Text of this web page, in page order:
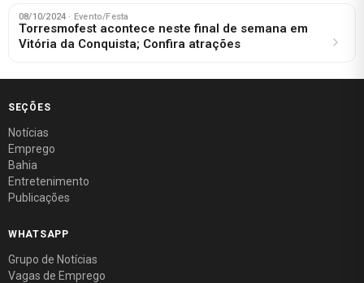
08/10/2024 · Evento/Festa
Torresmofest acontece neste final de semana em
Vitória da Conquista; Confira atrações
SEÇÕES
Notícias
Emprego
Bahia
Entretenimento
Publicações
WHATSAPP
Grupo de Notícias
Vagas de Emprego